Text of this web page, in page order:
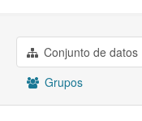
Grupos
Conjunto de datos
Grupos